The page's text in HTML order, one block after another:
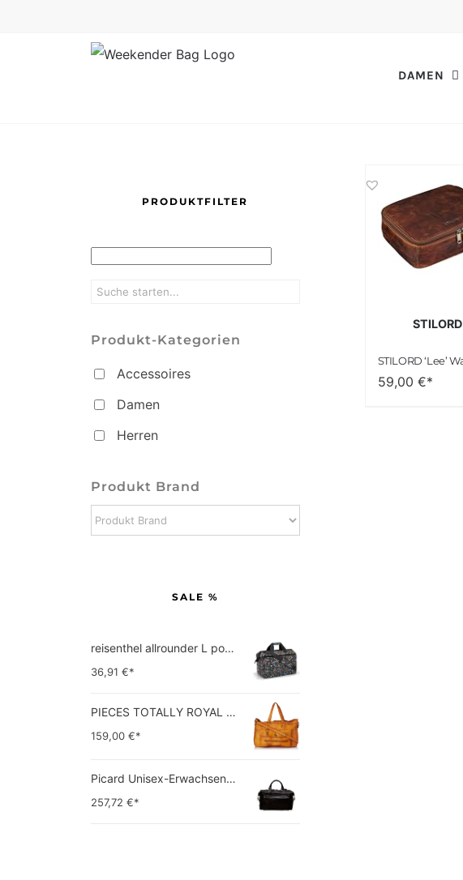
DAMEN
STILORD
59,00 €*
PRODUKTFILTER
Produkt-Kategorien
Accessoires
Damen
Herren
Produkt Brand
SALE %
reisenthel allrounder L pocket  Vielseitige Doktortasche für Reise, Arbeit und Freizeit  Mit praktischer Trolley…
36,91 €*
PIECES TOTALLY ROYAL LEATHER TRAVEL BAG 17055349 Damen Umhängetaschen ,1 Groesse (51 x 33 x 14,5 cm)
159,00 €*
Picard Unisex-Erwachsene Buddy Gepäck- Handgepäck
257,72 €*